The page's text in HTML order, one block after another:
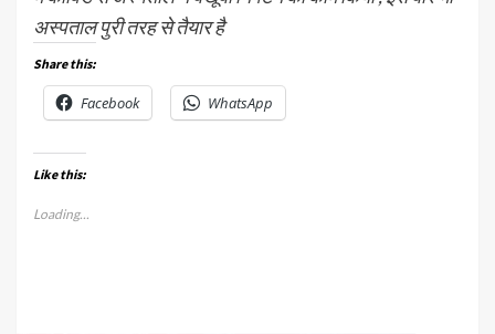
अस्पताल पुरी तरह से तैयार है
Share this:
Facebook WhatsApp
Like this:
Loading...